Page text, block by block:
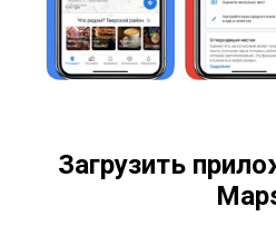
Загрузить